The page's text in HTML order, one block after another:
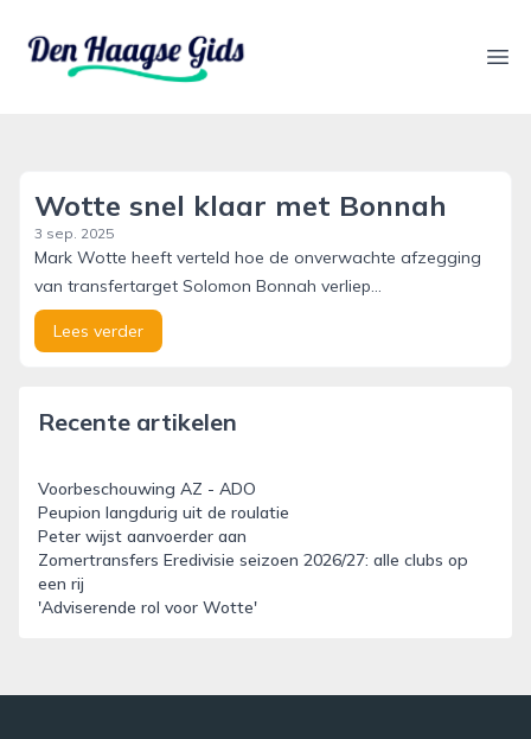
denhaagsegids.nl
Wotte snel klaar met Bonnah
3 sep. 2025
Mark Wotte heeft verteld hoe de onverwachte afzegging
van transfertarget Solomon Bonnah verliep...
Lees verder
Recente artikelen
Voorbeschouwing AZ - ADO
Peupion langdurig uit de roulatie
Peter wijst aanvoerder aan
Zomertransfers Eredivisie seizoen 2026/27: alle clubs op
een rij
'Adviserende rol voor Wotte'